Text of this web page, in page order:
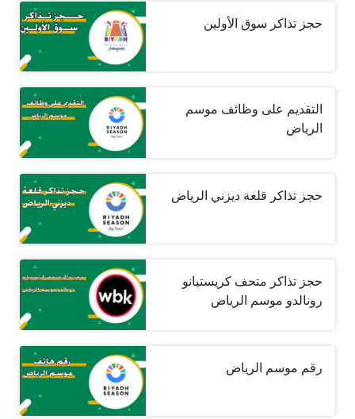
حجز تذاكر سوق الأولين
التقديم على وظائف موسم
الرياض
حجز تذاكر قلعة ديزني الرياض
حجز تذاكر متحف كريستيانو
رونالدو موسم الرياض
رقم موسم الرياض